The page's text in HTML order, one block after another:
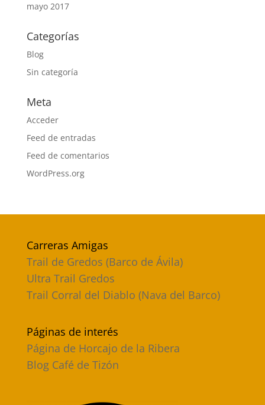
mayo 2017
Categorías
Blog
Sin categoría
Meta
Acceder
Feed de entradas
Feed de comentarios
WordPress.org
Carreras Amigas
Trail de Gredos (Barco de Ávila)
Ultra Trail Gredos
Trail Corral del Diablo (Nava del Barco)
Páginas de interés
Página de Horcajo de la Ribera
Blog Café de Tizón